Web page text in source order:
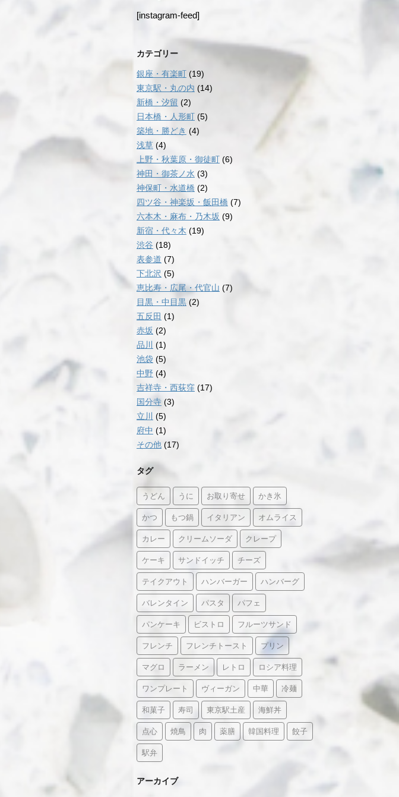
[instagram-feed]
カテゴリー
銀座・有楽町 (19)
東京駅・丸の内 (14)
新橋・汐留 (2)
日本橋・人形町 (5)
築地・勝どき (4)
浅草 (4)
上野・秋葉原・御徒町 (6)
神田・御茶ノ水 (3)
神保町・水道橋 (2)
四ツ谷・神楽坂・飯田橋 (7)
六本木・麻布・乃木坂 (9)
新宿・代々木 (19)
渋谷 (18)
表参道 (7)
下北沢 (5)
恵比寿・広尾・代官山 (7)
目黒・中目黒 (2)
五反田 (1)
赤坂 (2)
品川
(1)
池袋 (5)
中野 (4)
吉祥寺・西荻窪 (17)
国分寺 (3)
立川
(5)
府中 (1)
その他 (17)
タグ
うどん うに お取り寄せ かき氷
かつ もつ鍋 イタリアン オムライス
カレー クリームソーダ クレープ
ケーキ サンドイッチ チーズ
テイクアウト ハンバーガー ハンバーグ
バレンタイン パスタ パフェ
パンケーキ ビストロ フルーツサンド
フレンチ フレンチトースト プリン
マグロ ラーメン レトロ ロシア料理
ワンプレート ヴィーガン 中華 冷麺
和菓子 寿司 東京駅土産 海鮮丼
点心 焼鳥 肉 薬膳 韓国料理 餃子
駅弁
アーカイブ